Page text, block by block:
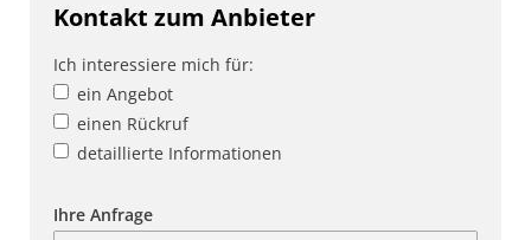
Kontakt zum Anbieter
Ich interessiere mich für:
ein Angebot
einen Rückruf
detaillierte Informationen
Ihre Anfrage